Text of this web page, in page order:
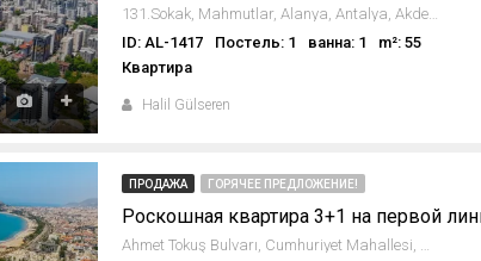
131.Sokak, Mahmutlar, Alanya, Antalya, Akdeniz Bölgesi, 07450, Türkiye
ID: AL-1417
Постель: 1 ванна: 1
m²: 55
Квартира
Halil Gülseren
ПРОДАЖА ГОРЯЧЕЕ ПРЕДЛОЖЕНИЕ!
Ahmet Tokuş Bulvarı, Cumhuriyet Mahallesi, Alanya, Antalya, Akdeniz Bölgesi, 74000, Türkiye